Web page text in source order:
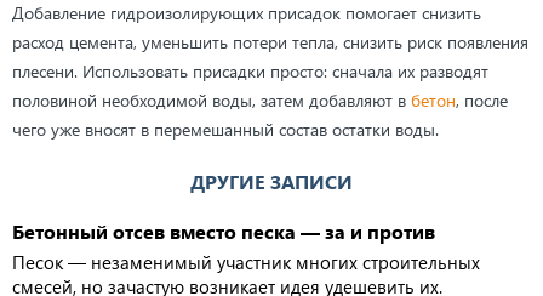
Добавление гидроизолирующих присадок помогает снизить
расход цемента, уменьшить потери тепла, снизить риск появления
плесени. Использовать присадки просто: сначала их разводят
половиной необходимой воды, затем добавляют в бетон, после
чего уже вносят в перемешанный состав остатки воды.
ДРУГИЕ ЗАПИСИ
Бетонный отсев вместо песка — за и против
Песок — незаменимый участник многих строительных
смесей, но зачастую возникает идея удешевить их.